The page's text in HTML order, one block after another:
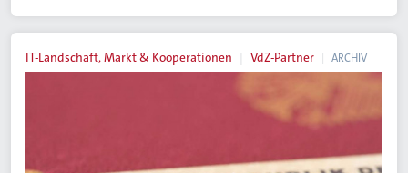
IT-Landschaft, Markt & Kooperationen VdZ-Partner ARCHIV